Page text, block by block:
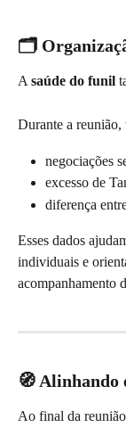
🗂️
A saúde do funil
Durante a reunião,
negociações
excesso de
diferença
Esses dados
individuais e
acompanhamento
🧭 Alinhando
Ao final da